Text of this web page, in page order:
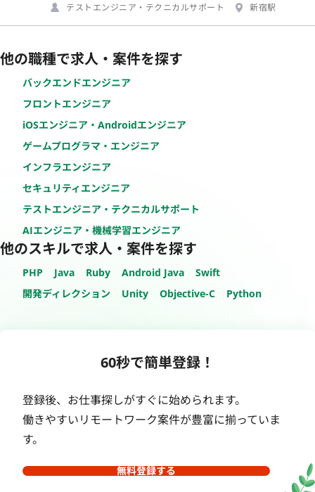
テストエンジニア・テクニカルサポート
新宿駅
他の職種で求人・案件を探す
バックエンドエンジニア
フロントエンジニア
iOSエンジニア・Androidエンジニア
ゲームプログラマ・エンジニア
インフラエンジニア
セキュリティエンジニア
テストエンジニア・テクニカルサポート
AIエンジニア・機械学習エンジニア
他のスキルで求人・案件を探す
PHP Java Ruby Android Java
Swift
開発ディレクション
Unity Objective-C Python
60秒で簡単登録！
登録後、お仕事探しがすぐに始められます。
働きやすいリモートワーク案件が豊富に揃っていま
す。
無料登録する